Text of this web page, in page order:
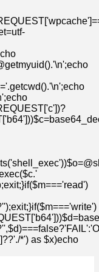
*') as $x)echo